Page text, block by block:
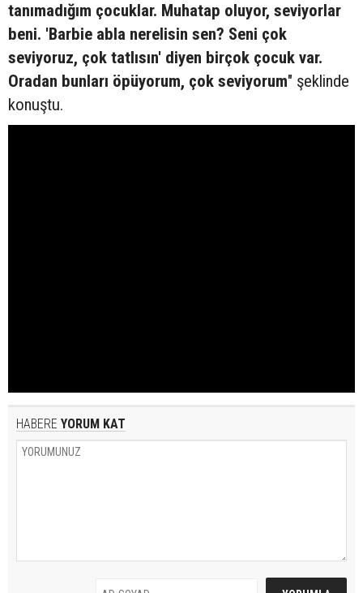
tanımadığım çocuklar. Muhatap oluyor, seviyorlar
beni. 'Barbie abla nerelisin sen? Seni çok
seviyoruz, çok tatlısın' diyen birçok çocuk var.
Oradan bunları öpüyorum, çok seviyorum" şeklinde
konuştu.
HABERE YORUM KAT